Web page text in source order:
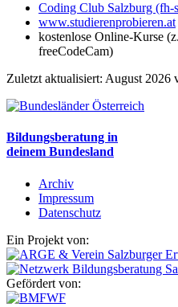
Coding Club Salzburg (fh-
www.studierenprobieren.at
kostenlose Online-Kurse
freeCodeCam)
Zuletzt aktualisiert: August 2026
Bildungsberatung in
deinem Bundesland
Archiv
Impressum
Datenschutz
Ein Projekt von:
Gefördert von: